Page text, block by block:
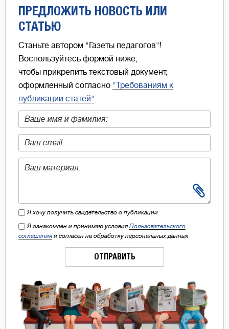
ПРЕДЛОЖИТЬ НОВОСТЬ ИЛИ
СТАТЬЮ
Станьте автором "Газеты педагогов"!
Воспользуйтесь формой ниже,
чтобы прикрепить текстовый документ,
оформленный согласно "Требованиям к
публикации статей".
Я хочу получить свидетельство о публикации
Я ознакомлен и принимаю условия Пользовательского
соглашения и согласен на обработку персональных данных
ОТПРАВИТЬ